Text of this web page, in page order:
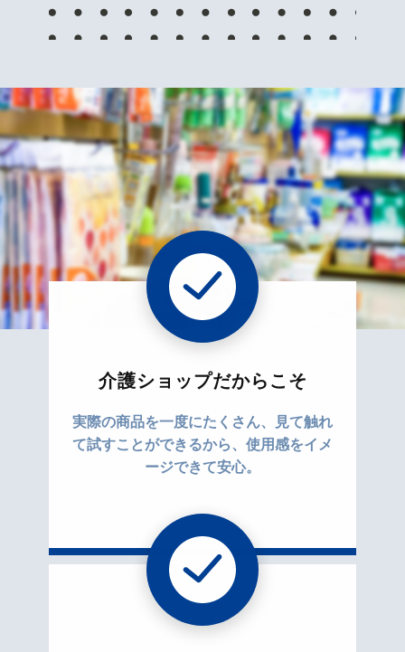
介護ショップだからこそ
実際の商品を一度にたくさん、見て触れ
て試すことができるから、使用感をイメ
ージできて安心。